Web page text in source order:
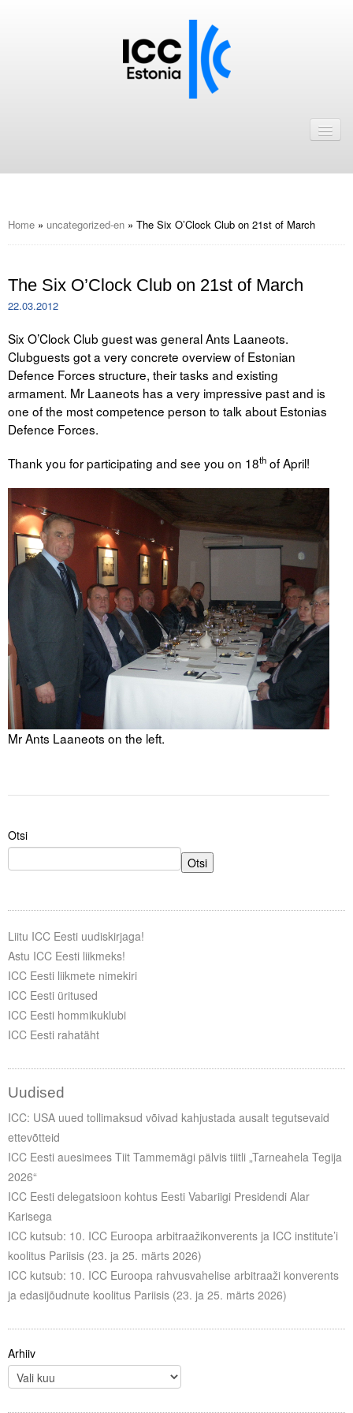
ICC Eesti liikmebaas
Astu ICC Eesti liikmeks!
ICC Eesti
Tegevused
Publikatsioonid
ICC WBO
ICC komisjonid
Digiraamatukogu
Juhendid ja väljaanded
Videod
Kontakt
Liitu meililistiga
Oskusteave
Projektid
Home » uncategorized-en » The Six O’Clock Club on 21st of March
The Six O’Clock Club on 21st of March
22.03.2012
Six O’Clock Club guest was general Ants Laaneots.
Clubguests got a very concrete overview of Estonian
Defence Forces structure, their tasks and existing
armament. Mr Laaneots has a very impressive past and is
one of the most competence person to talk about Estonias
Defence Forces.
Thank you for participating and see you on 18th of April!
Mr Ants Laaneots on the left.
Otsi
Otsi
Liitu ICC Eesti uudiskirjaga!
Astu ICC Eesti liikmeks!
ICC Eesti liikmete nimekiri
ICC Eesti üritused
ICC Eesti hommikuklubi
ICC Eesti rahatäht
Uudised
ICC: USA uued tollimaksud võivad kahjustada ausalt tegutsevaid
ettevõtteid
ICC Eesti auesimees Tiit Tammemägi pälvis tiitli „Tarneahela Tegija
2026“
ICC Eesti delegatsioon kohtus Eesti Vabariigi Presidendi Alar
Karisega
ICC kutsub: 10. ICC Euroopa arbitraažikonverents ja ICC institute’i
koolitus Pariisis (23. ja 25. märts 2026)
ICC kutsub: 10. ICC Euroopa rahvusvahelise arbitraaži konverents
ja edasijõudnute koolitus Pariisis (23. ja 25. märts 2026)
Arhiiv